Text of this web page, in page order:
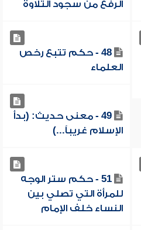
الرفع من سجود التلاوة
48 - حكم تتبع رخص
العلماء
49 - معنى حديث: (بدأ
الإسلام غريباً...)
51 - حكم ستر الوجه
للمرأة التي تصلي بين
النساء خلف الإمام